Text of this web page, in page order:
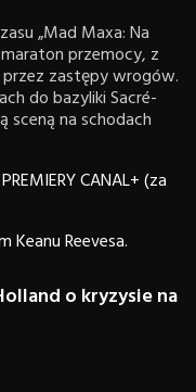
„Mad Maxa: Na
przemocy, z
przez zastępy wrogów.
do bazyliki Sacré-
sceną na schodach
CANAL+ (za
Keanu Reevesa.
o kryzysie na